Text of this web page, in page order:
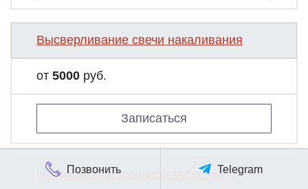
Высверливание свечи накаливания
от 5000 руб.
Записаться
Настройка дросельной заслонки
Позвонить Telegram